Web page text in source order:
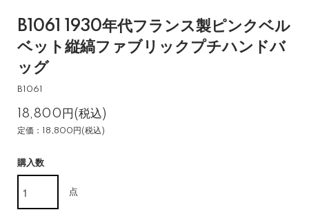
B1061 1930年代フランス製ピンクベル
ベット縦縞ファブリックプチハンドバ
ッグ
B1061
18,800円(税込)
定価：18,800円(税込)
購入数
点